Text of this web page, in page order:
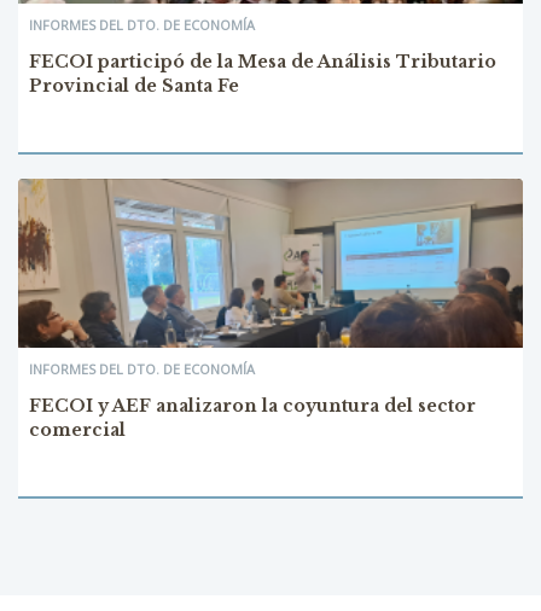
INFORMES DEL DTO. DE ECONOMÍA
FECOI participó de la Mesa de Análisis Tributario
Provincial de Santa Fe
INFORMES DEL DTO. DE ECONOMÍA
FECOI y AEF analizaron la coyuntura del sector
comercial